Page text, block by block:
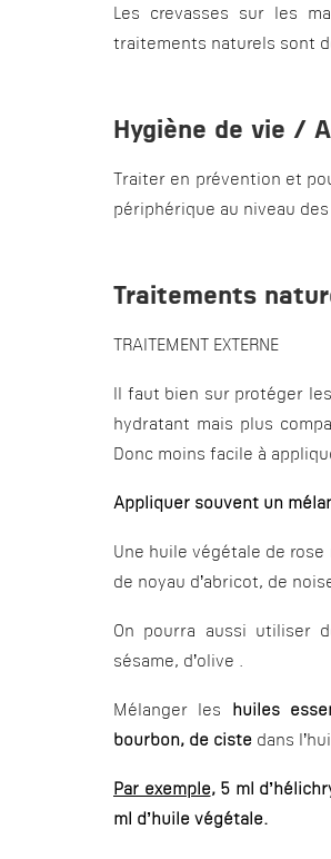
Les crevasses sur les
traitements naturels sont
Hygiène de vie /
Traiter en prévention et
périphérique au niveau
Traitements
TRAITEMENT EXTERNE
Il faut bien sur protéger
hydratant mais plus
Donc moins facile à
Appliquer souvent un
Une huile végétale de
de noyau d’abricot, de
On pourra aussi utiliser
sésame, d’olive .
Mélanger les
huiles
bourbon, de ciste dans
Par exemple, 5 ml
ml d’huile végétale.